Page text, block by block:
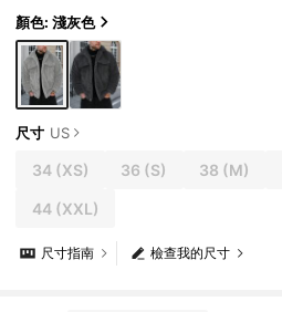
顏色: 淺灰色
尺寸 US
34(XS) 36 (S) 38 (M)
44(XXL)
檢查我的尺寸
尺寸指南